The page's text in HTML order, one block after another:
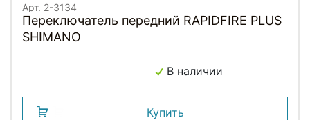
Арт. 2-3134
Переключатель передний RAPIDFIRE PLUS
SHIMANO
В наличии
Купить